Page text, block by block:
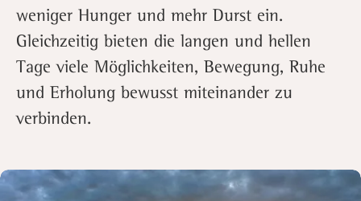
weniger Hunger und mehr Durst ein.
Gleichzeitig bieten die langen und hellen
Tage viele Möglichkeiten, Bewegung, Ruhe
und Erholung bewusst miteinander zu
verbinden.